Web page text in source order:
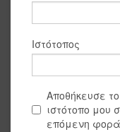
Ιστότοπος
Αποθήκευσε
ιστότοπο μου
επόμενη